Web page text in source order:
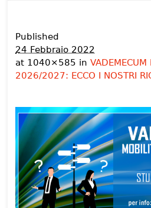
Published
24 Febbraio 2022
at 1040×585 inVADEMECUM
2026/2027: ECCO I NOSTRI